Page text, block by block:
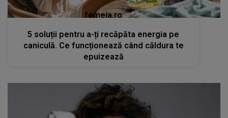
femeia.ro
5 soluții pentru a-ți recăpăta energia pe
caniculă. Ce funcționează când căldura te
epuizează